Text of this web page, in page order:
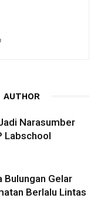
AUTHOR
Narasumber
Labschool
Gelar
Berlalu Lintas